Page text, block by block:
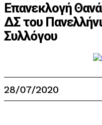
Επανεκλογή
ΔΣ του
Συλλόγου
28/07/2020